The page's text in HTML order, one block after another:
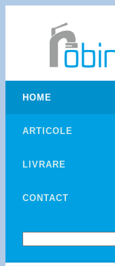
HOME
ARTICOLE
LIVRARE
CONTACT